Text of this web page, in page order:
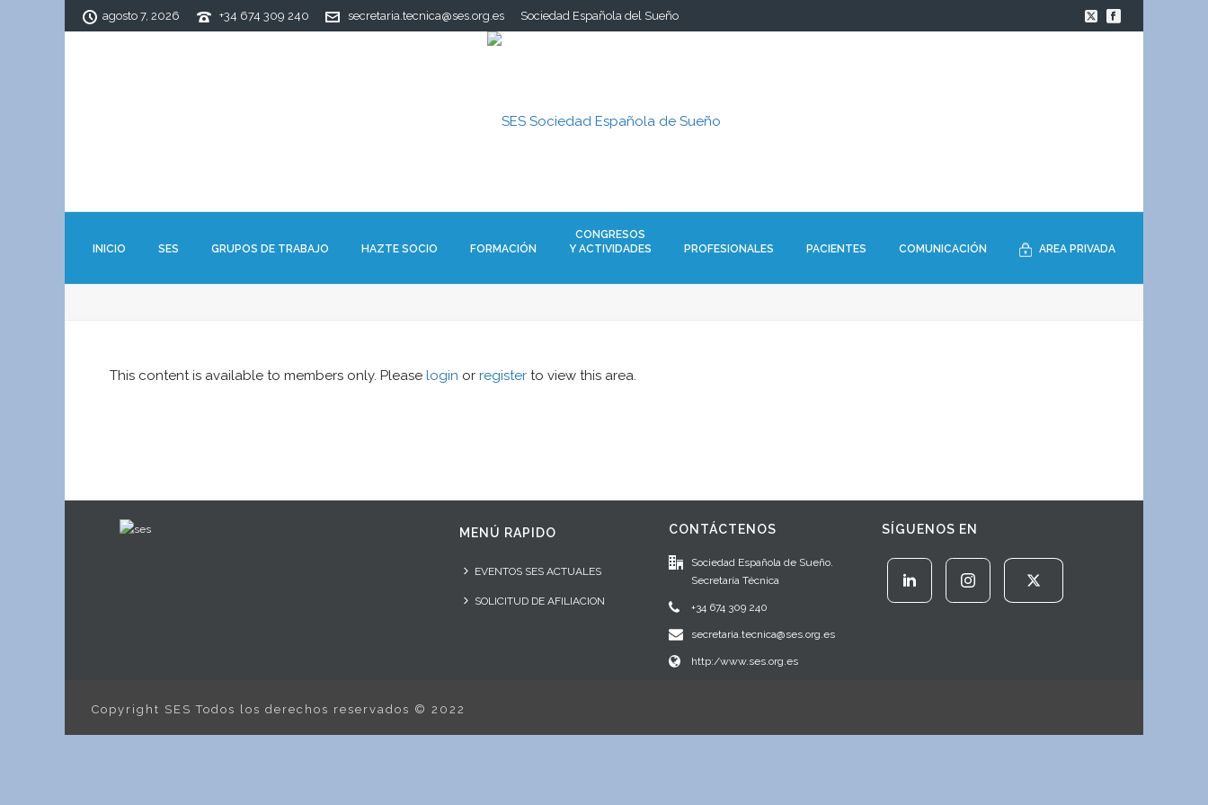
agosto 7, 2026 +34 674 309 240 secretaria.tecnica@ses.org.es Sociedad Española del Sueño
INICIO SES GRUPOS DE TRABAJO HAZTE SOCIO FORMACIÓN
CONGRESOS
Y ACTIVIDADES
PROFESIONALES PACIENTES COMUNICACIÓN AREA PRIVADA
This content is available to members only. Please login or register to view this area.
MENÚ RAPIDO
EVENTOS SES ACTUALES
SOLICITUD DE AFILIACION
CONTÁCTENOS
Sociedad Española de Sueño.
Secretaría Técnica
+34 674 309 240
secretaria.tecnica@ses.org.es
http:/www.ses.org.es
SÍGUENOS EN
Copyright SES Todos los derechos reservados © 2022